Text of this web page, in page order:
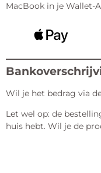
MacBook in je Wallet-
Wil je het bedrag via
Let wel op: de
huis hebt. Wil je de